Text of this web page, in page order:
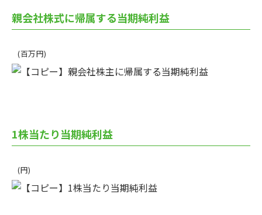
親会社株式に帰属する当期純利益
(百万円)
1株当たり当期純利益
(円)